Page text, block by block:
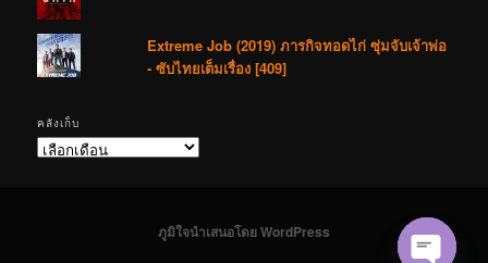
Extreme Job (2019) ภารกิจทอดไก่ ซุ่มจับเจ้าพ่อ
- ซับไทยเต็มเรื่อง [409]
คลังเก็บ
คลัง
ภูมิใจนำเสนอโดย WordPress